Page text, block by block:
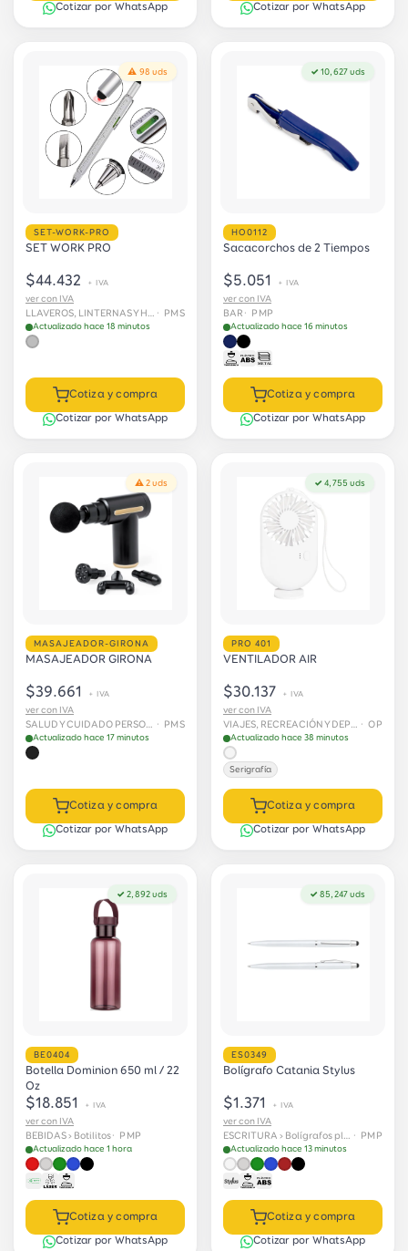
Cotizar por WhatsApp Cotizar por WhatsApp
⚠ 98 uds
SET-WORK-PRO
SET WORK PRO
$44.432 + IVA
ver con IVA
· PMS
Actualizado hace 18 minutos
Cotiza y compra
Cotizar por WhatsApp
✓ 10,627 uds
HO0112
Sacacorchos de 2 Tiempos
$5.051 + IVA
ver con IVA
BAR · PMP
Actualizado hace 16 minutos
Cotiza y compra
Cotizar por WhatsApp
⚠ 2 uds
MASAJEADOR-GIRONA
MASAJEADOR GIRONA
$39.661 + IVA
ver con IVA
· PMS
Actualizado hace 17 minutos
Cotiza y compra
Cotizar por WhatsApp
✓ 4,755 uds
PRO 401
VENTILADOR AIR
$30.137 + IVA
ver con IVA
· OP
Actualizado hace 38 minutos
Serigrafía
Cotiza y compra
Cotizar por WhatsApp
✓ 2,892 uds
BE0404
Botella Dominion 650 ml / 22
Oz
$18.851 + IVA
ver con IVA
BEBIDAS › Botilitos· PMP
Actualizado hace 1 hora
Cotiza y compra
Cotizar por WhatsApp
✓ 85,247 uds
ES0349
Bolígrafo Catania Stylus
$1.371 + IVA
ver con IVA
· PMP
Actualizado hace 13 minutos
Cotiza y compra
Cotizar por WhatsApp